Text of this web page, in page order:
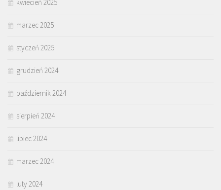
kwiecień 2025
marzec 2025
styczeń 2025
grudzień 2024
październik 2024
sierpień 2024
lipiec 2024
marzec 2024
luty 2024